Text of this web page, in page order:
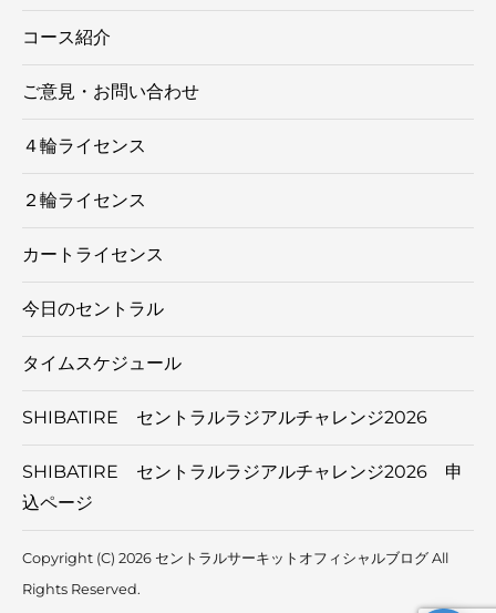
コース紹介
ご意見・お問い合わせ
４輪ライセンス
２輪ライセンス
カートライセンス
今日のセントラル
タイムスケジュール
SHIBATIRE セントラルラジアルチャレンジ2026
SHIBATIRE セントラルラジアルチャレンジ2026 申
込ページ
Copyright (C) 2026 セントラルサーキットオフィシャルブログ All
Rights Reserved.